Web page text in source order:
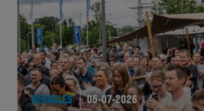
HERACLES 05-07-2026